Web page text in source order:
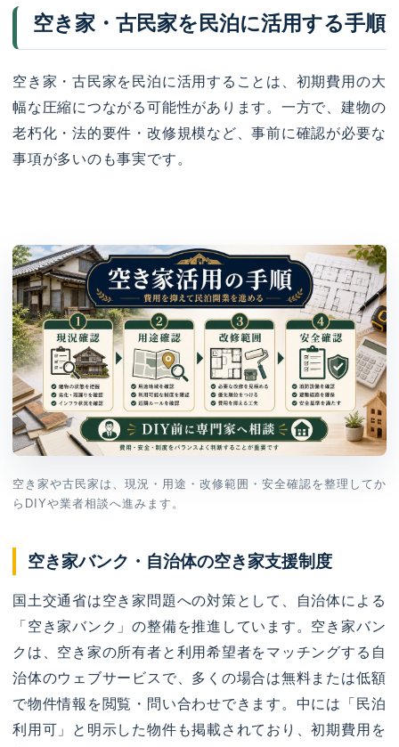
空き家・古民家を民泊に活用する手順
空き家・古民家を民泊に活用することは、初期費用の大
幅な圧縮につながる可能性があります。一方で、建物の
老朽化・法的要件・改修規模など、事前に確認が必要な
事項が多いのも事実です。
空き家や古民家は、現況・用途・改修範囲・安全確認を整理してか
らDIYや業者相談へ進みます。
空き家バンク・自治体の空き家支援制度
国土交通省は空き家問題への対策として、自治体による
「空き家バンク」の整備を推進しています。空き家バン
クは、空き家の所有者と利用希望者をマッチングする自
治体のウェブサービスで、多くの場合は無料または低額
で物件情報を閲覧・問い合わせできます。中には「民泊
利用可」と明示した物件も掲載されており、初期費用を